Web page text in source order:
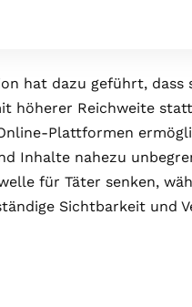
hat dazu geführt,
höherer Reichweite
Plattformen
Inhalte nahezu
für Täter senken,
Sichtbarkeit und